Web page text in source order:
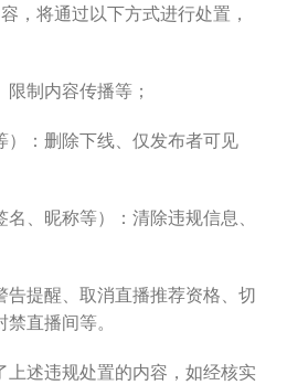
，将通过以下方式进行处置，
制内容传播等；
）：删除下线、仅发布者可见
、昵称等）：清除违规信息、
告提醒、取消直播推荐资格、切
直播间等。
述违规处置的内容，如经核实